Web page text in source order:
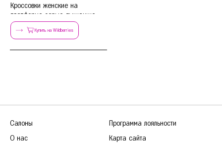
Кроссовки женские на
платформе серые дышащие
Купить на Wildberries
Салоны
О нас
Программа лояльности
Карта сайта